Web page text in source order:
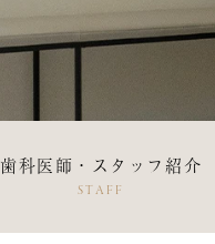
歯科医師・スタッフ紹介
STAFF